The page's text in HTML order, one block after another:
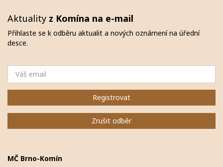
Aktuality z Komína na e-mail
Přihlaste se k odběru aktualit a nových oznámení na úřední
desce.
Registrovat
Zrušit odběr
MČ Brno-Komín